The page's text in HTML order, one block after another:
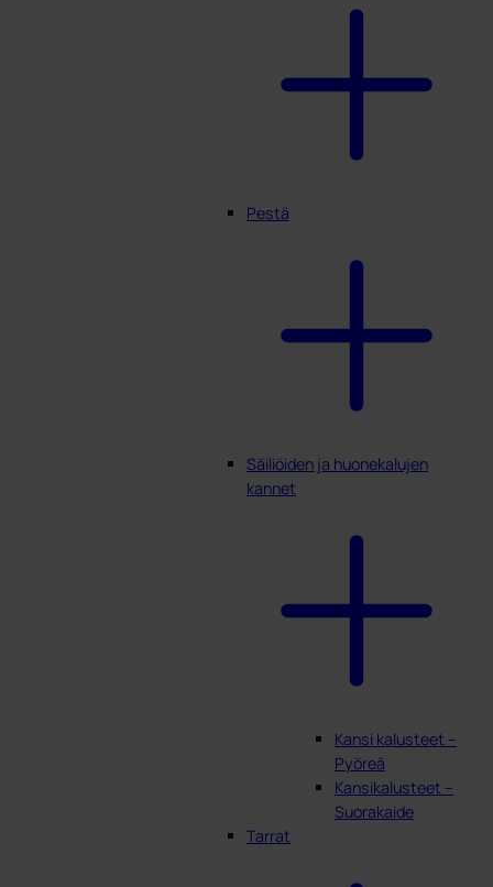
Pestä
Säiliöiden ja huonekalujen
kannet
Kansi kalusteet –
Pyöreä
Kansikalusteet –
Suorakaide
Tarrat